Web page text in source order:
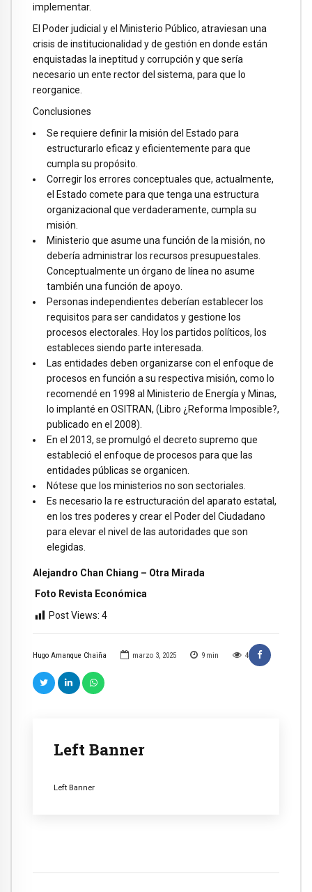
Hugo Amanque Chaiña marzo 3, 2025 9 min 4
Left Banner
Left Banner
implementar.
El Poder judicial y el Ministerio Público, atraviesan una
crisis de institucionalidad y de gestión en donde están
enquistadas la ineptitud y corrupción y que sería
necesario un ente rector del sistema, para que lo
reorganice.
Conclusiones
Se requiere definir la misión del Estado para
estructurarlo eficaz y eficientemente para que
cumpla su propósito.
Corregir los errores conceptuales que, actualmente,
el Estado comete para que tenga una estructura
organizacional que verdaderamente, cumpla su
misión.
Ministerio que asume una función de la misión, no
debería administrar los recursos presupuestales.
Conceptualmente un órgano de línea no asume
también una función de apoyo.
Personas independientes deberían establecer los
requisitos para ser candidatos y gestione los
procesos electorales. Hoy los partidos políticos, los
estableces siendo parte interesada.
Las entidades deben organizarse con el enfoque de
procesos en función a su respectiva misión, como lo
recomendé en 1998 al Ministerio de Energía y Minas,
lo implanté en OSITRAN, (Libro ¿Reforma Imposible?,
publicado en el 2008).
En el 2013, se promulgó el decreto supremo que
estableció el enfoque de procesos para que las
entidades públicas se organicen.
Nótese que los ministerios no son sectoriales.
Es necesario la re estructuración del aparato estatal,
en los tres poderes y crear el Poder del Ciudadano
para elevar el nivel de las autoridades que son
elegidas.
Alejandro Chan Chiang – Otra Mirada
Foto Revista Económica
Post Views: 4